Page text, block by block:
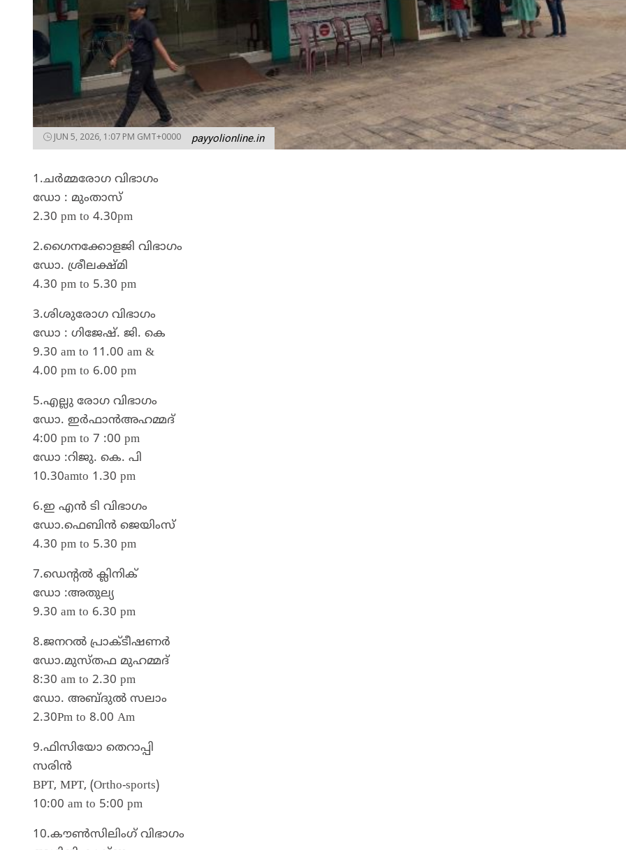
JUN 5, 2026, 1:07 PM GMT+0000 payyolionline.in
1.ചർമ്മരോഗ വിഭാഗം
ഡോ : മുംതാസ്
2.30 pm to 4.30pm
2.ഗൈനക്കോളജി വിഭാഗം
ഡോ. ശ്രീലക്ഷ്മി
4.30 pm to 5.30 pm
3.ശിശുരോഗ വിഭാഗം
ഡോ : ഗിജേഷ്. ജി. കെ
9.30 am to 11.00 am &
4.00 pm to 6.00 pm
5.എല്ലു രോഗ വിഭാഗം
ഡോ. ഇർഫാൻഅഹമ്മദ്
4:00 pm to 7 :00 pm
ഡോ :റിജു. കെ. പി
10.30amto 1.30 pm
6.ഇ എൻ ടി വിഭാഗം
ഡോ.ഫെബിൻ ജെയിംസ്
4.30 pm to 5.30 pm
7.ഡെന്റൽ ക്ലിനിക്
ഡോ :അതുല്യ
9.30 am to 6.30 pm
8.ജനറൽ പ്രാക്ടീഷണർ
ഡോ.മുസ്തഫ മുഹമ്മദ്
8:30 am to 2.30 pm
ഡോ. അബ്ദുൽ സലാം
2.30Pm to 8.00 Am
9.ഫിസിയോ തെറാപ്പി
സരിൻ
BPT, MPT, (Ortho-sports)
10:00 am to 5:00 pm
10.കൗൺസിലിംഗ് വിഭാഗം